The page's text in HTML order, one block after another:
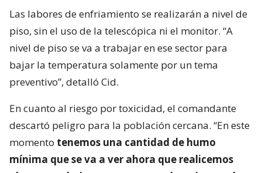
Las labores de enfriamiento se realizarán a nivel de
piso, sin el uso de la telescópica ni el monitor. “A
nivel de piso se va a trabajar en ese sector para
bajar la temperatura solamente por un tema
preventivo”, detalló Cid.
En cuanto al riesgo por toxicidad, el comandante
descartó peligro para la población cercana. “En este
momento tenemos una cantidad de humo
mínima que se va a ver ahora que realicemos